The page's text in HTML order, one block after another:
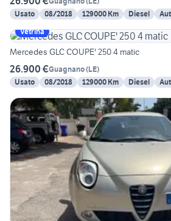
Usato
08/2018 129000 Km Diesel
Vetrina
Mercedes GLC COUPE' 250 4 matic
26.900 €Guagnano(LE)
Usato
08/2018 129000 Km Diesel